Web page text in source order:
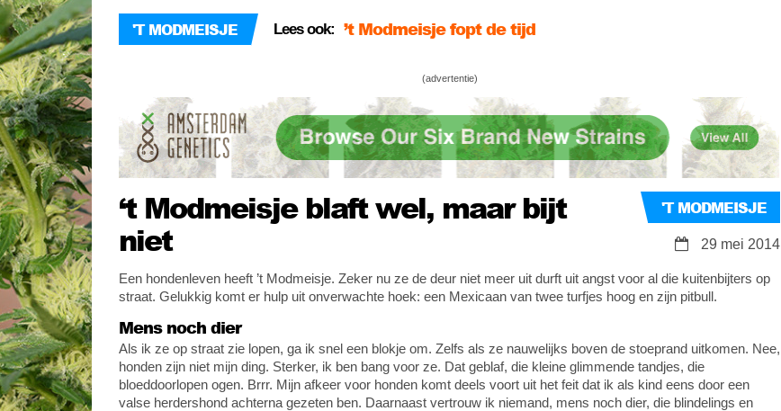
'T MODMEISJE Lees ook: ’t Modmeisje fopt de tijd
’t Modmeisje in de spagaat…
(advertentie)
‘t Modmeisje blaft wel, maar bijt
niet
'T MODMEISJE
29 mei 2014
Een hondenleven heeft ’t Modmeisje. Zeker nu ze de deur niet meer uit durft uit angst voor al die kuitenbijters op
straat. Gelukkig komt er hulp uit onverwachte hoek: een Mexicaan van twee turfjes hoog en zijn pitbull.
Mens noch dier
Als ik ze op straat zie lopen, ga ik snel een blokje om. Zelfs als ze nauwelijks boven de stoeprand uitkomen. Nee,
honden zijn niet mijn ding. Sterker, ik ben bang voor ze. Dat geblaf, die kleine glimmende tandjes, die
bloeddoorlopen ogen. Brrr. Mijn afkeer voor honden komt deels voort uit het feit dat ik als kind eens door een
valse herdershond achterna gezeten ben. Daarnaast vertrouw ik niemand, mens noch dier, die blindelings en